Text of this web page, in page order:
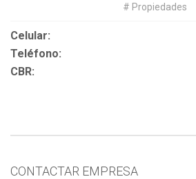
# Propiedades
Celular:
Teléfono:
CBR:
CONTACTAR EMPRESA